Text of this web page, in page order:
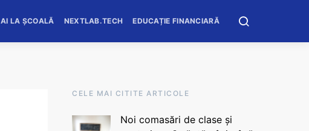
AI LA ȘCOALĂ NEXTLAB.TECH EDUCAȚIE FINANCIARĂ
CELE MAI CITITE ARTICOLE
Noi comasări de clase și